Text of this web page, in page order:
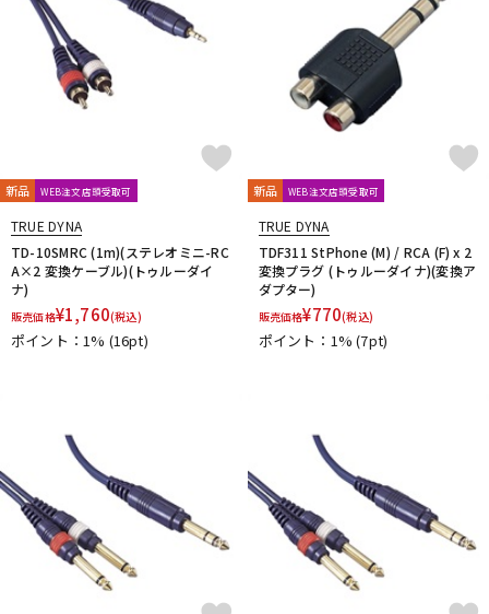
新品 WEB注文店頭受取可
TRUE DYNA
TD-10SMRC (1m)(ステレオミニ-RC
A×2 変換ケーブル)(トゥルーダイ
ナ)
販売価格¥1,760(税込)
ポイント：1% (16pt)
新品 WEB注文店頭受取可
TRUE DYNA
TDF311 StPhone (M) / RCA (F) x 2
変換プラグ (トゥルーダイナ)(変換ア
ダプター)
販売価格¥770(税込)
ポイント：1%(7pt)